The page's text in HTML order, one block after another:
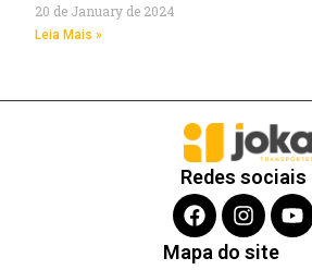
20 de January de 2024
Leia Mais »
Redes sociais
Mapa do site